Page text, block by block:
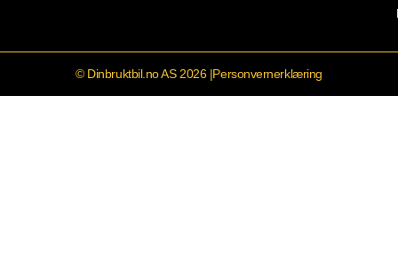
© Dinbruktbil.no AS 2026 |Personvernerklæring